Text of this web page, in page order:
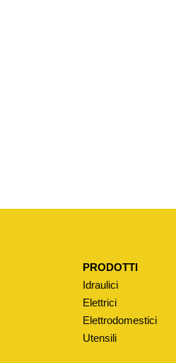
PRODOTTI
Idraulici
Elettrici
Elettrodomestici
Utensili